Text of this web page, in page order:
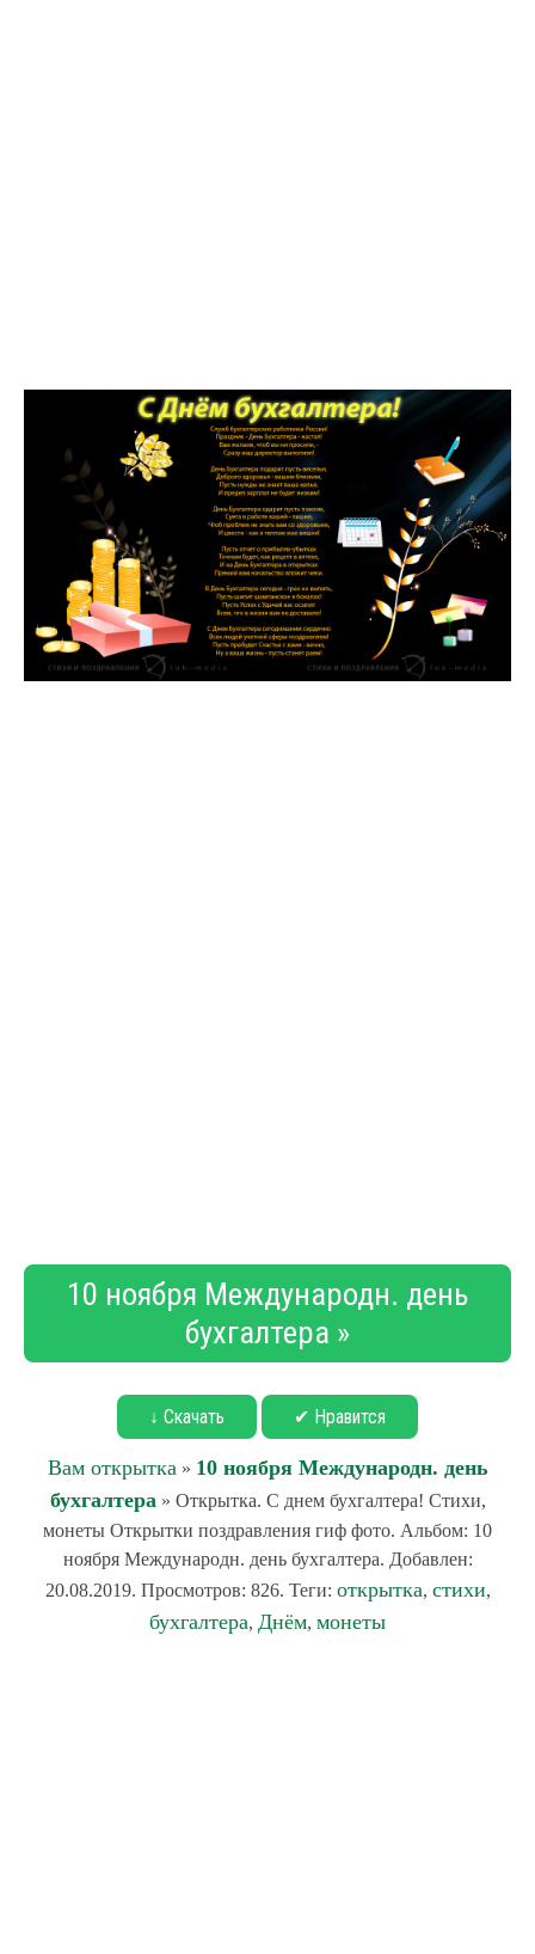
10 ноября Международн. день
бухгалтера »
↓ Скачать ✔ Нравится
Вам открытка » 10 ноября Международн. день
бухгалтера » Открытка. С днем бухгалтера! Стихи,
монеты Открытки поздравления гиф фото. Альбом: 10
ноября Международн. день бухгалтера. Добавлен:
20.08.2019. Просмотров: 826. Теги: открытка, стихи,
бухгалтера, Днём, монеты